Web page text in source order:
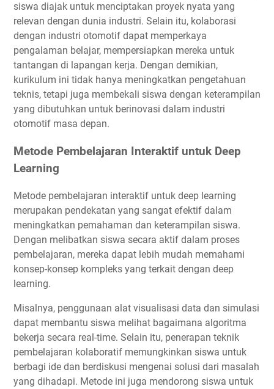
siswa diajak untuk menciptakan proyek nyata yang
relevan dengan dunia industri. Selain itu, kolaborasi
dengan industri otomotif dapat memperkaya
pengalaman belajar, mempersiapkan mereka untuk
tantangan di lapangan kerja. Dengan demikian,
kurikulum ini tidak hanya meningkatkan pengetahuan
teknis, tetapi juga membekali siswa dengan keterampilan
yang dibutuhkan untuk berinovasi dalam industri
otomotif masa depan.
Metode Pembelajaran Interaktif untuk Deep
Learning
Metode pembelajaran interaktif untuk deep learning
merupakan pendekatan yang sangat efektif dalam
meningkatkan pemahaman dan keterampilan siswa.
Dengan melibatkan siswa secara aktif dalam proses
pembelajaran, mereka dapat lebih mudah memahami
konsep-konsep kompleks yang terkait dengan deep
learning.
Misalnya, penggunaan alat visualisasi data dan simulasi
dapat membantu siswa melihat bagaimana algoritma
bekerja secara real-time. Selain itu, penerapan teknik
pembelajaran kolaboratif memungkinkan siswa untuk
berbagi ide dan berdiskusi mengenai solusi dari masalah
yang dihadapi. Metode ini juga mendorong siswa untuk